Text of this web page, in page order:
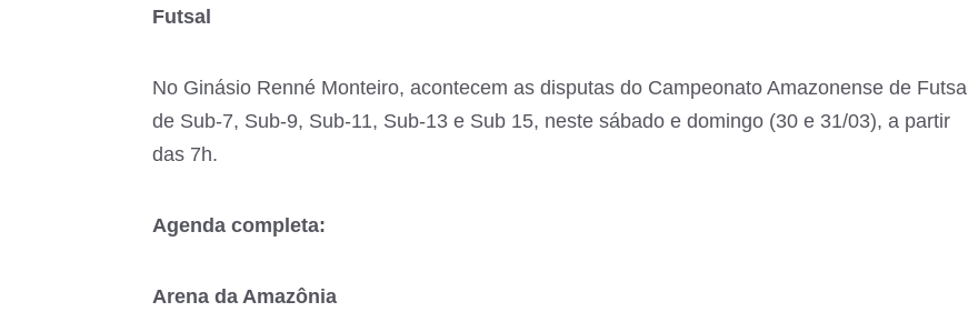
Futsal
No Ginásio Renné Monteiro, acontecem as disputas do Campeonato Amazonense de Futsal
de Sub-7, Sub-9, Sub-11, Sub-13 e Sub 15, neste sábado e domingo (30 e 31/03), a partir
das 7h.
Agenda completa:
Arena da Amazônia